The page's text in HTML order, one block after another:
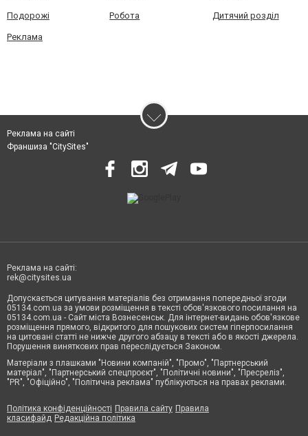
Подорожі Робота Дитячий розділ
Реклама
Реклама на сайті
Франшиза "CitySites"
Реклама на сайті:
rek@citysites.ua
Допускається цитування матеріалів без отримання попередньої згоди
05134.com.ua за умови розміщення в тексті обов'язкового посилання на
05134.com.ua - Сайт міста Вознесенськ. Для інтернет-видань обов'язкове
розміщення прямого, відкритого для пошукових систем гіперпосилання
на цитовані статті не нижче другого абзацу в тексті або в якості джерела.
Порушення виняткових прав переслідується Законом.
Матеріали з плашками "Новини компаній", "Промо", "Партнерський
матеріал", "Партнерський спецпроєкт", "Політичні новини", "Пресреліз",
"PR", "Офіційно", "Політична реклама" публікуються на правах реклами.
Політика конфіденційності Правила сайту Правила
класифайд Редакційна політика